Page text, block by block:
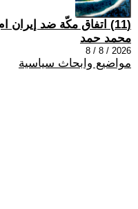
(11) اتفاق مكّة ضد إيران ام ضد اسرائيل؟
محمد حمد
2026 / 8 / 8
مواضيع وابحاث سياسية